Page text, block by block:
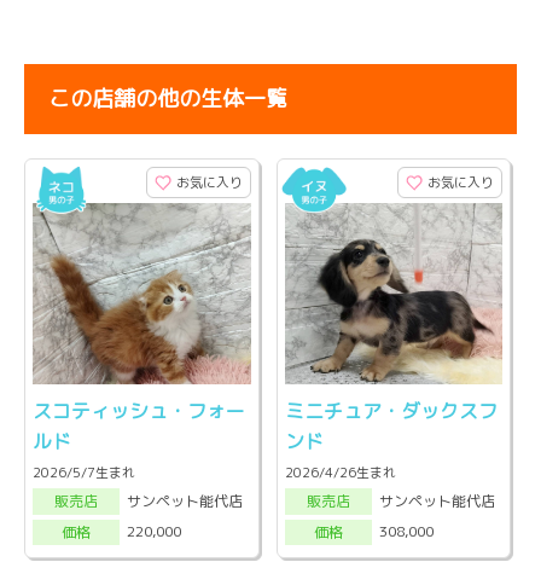
この店舗の他の生体一覧
お気に入り
スコティッシュ・フォー
ルド
2026/5/7生まれ
販売店
サンペット能代店
価格
220,000
お気に入り
ミニチュア・ダックスフ
ンド
2026/4/26生まれ
販売店
サンペット能代店
価格
308,000